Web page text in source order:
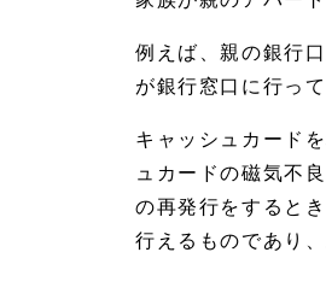
題
2
年
見
度
の
リ
例えば、親の銀行
が銀行窓口に行っ
キャッシュカード
ュカードの磁気不
の再発行をすると
行えるものであり